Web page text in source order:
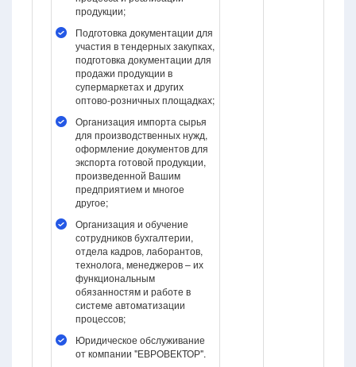
продукции;
Подготовка документации для
участия в тендерных закупках,
подготовка документации для
продажи продукции в
супермаркетах и других
оптово-розничных площадках;
Организация импорта сырья
для производственных нужд,
оформление документов для
экспорта готовой продукции,
произведенной Вашим
предприятием и многое
другое;
Организация и обучение
сотрудников бухгалтерии,
отдела кадров, лаборантов,
технолога, менеджеров – их
функциональным
обязанностям и работе в
системе автоматизации
процессов;
Юридическое обслуживание
от компании "ЕВРОВЕКТОР".